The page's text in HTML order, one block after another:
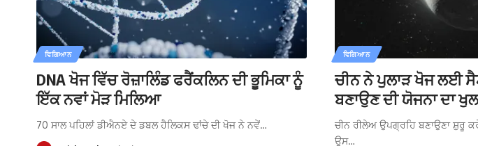
ਵਿਗਿਆਨ
DNA ਖੋਜ ਵਿੱਚ ਰੋਜ਼ਾਲਿੰਡ ਫਰੈਂਕਲਿਨ ਦੀ ਭੂਮਿਕਾ ਨੂੰ
ਇੱਕ ਨਵਾਂ ਮੋੜ ਮਿਲਿਆ
70 ਸਾਲ ਪਹਿਲਾਂ ਡੀਐਨਏ ਦੇ ਡਬਲ ਹੈਲਿਕਸ ਢਾਂਚੇ ਦੀ ਖੋਜ ਨੇ ਨਵੇਂ…
ਵਿਗਿਆਨ
ਚੀਨ ਨੇ ਪੁਲਾੜ ਖੋਜ ਲਈ
ਬਣਾਉਣ ਦੀ ਯੋਜਨਾ ਦਾ
ਚੀਨ ਰੀਲੇਅ ਉਪਗ੍ਰਹਿ ਬਣਾਉਣਾ ਸ਼ੁਰੂ
ਉਸ…